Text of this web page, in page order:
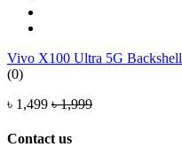
Vivo X100 Ultra 5G Backshell
(0)
৳ 1,499 ৳ 1,999
Contact us